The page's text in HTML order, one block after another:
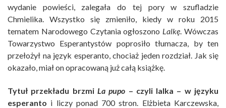
wydanie powieści, zalegała do tej pory w szufladzie
Chmielika. Wszystko się zmieniło, kiedy w roku 2015
tematem Narodowego Czytania ogłoszono Lalkę. Wówczas
Towarzystwo Esperantystów poprosiło tłumacza, by ten
przełożył na język esperanto, chociaż jeden rozdział. Jak się
okazało, miał on opracowaną już całą książkę.
Tytuł przekładu brzmi La pupo – czyli lalka – w języku
esperanto i liczy ponad 700 stron. Elżbieta Karczewska,